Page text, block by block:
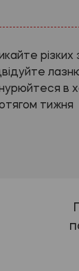
в
тижня